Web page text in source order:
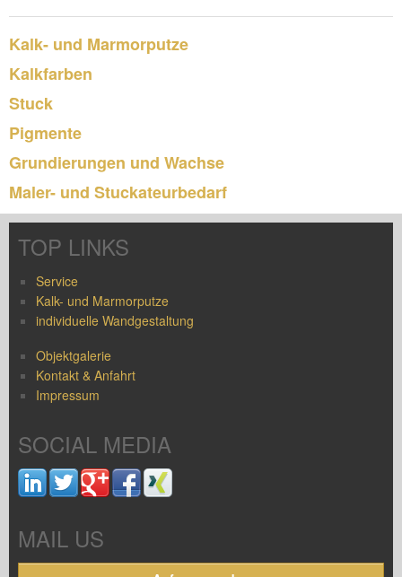
Kalk- und Marmorputze
Kalkfarben
Stuck
Pigmente
Grundierungen und Wachse
Maler- und Stuckateurbedarf
TOP LINKS
Service
Kalk- und Marmorputze
individuelle Wandgestaltung
Objektgalerie
Kontakt & Anfahrt
Impressum
SOCIAL MEDIA
MAIL US